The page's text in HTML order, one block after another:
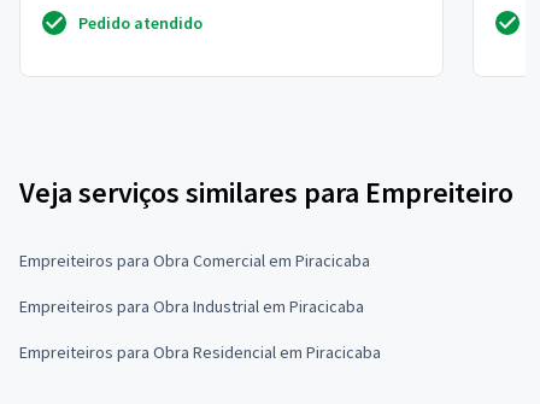
Pedido atendido
Veja serviços similares para Empreiteiro
Empreiteiros para Obra Comercial em Piracicaba
Empreiteiros para Obra Industrial em Piracicaba
Empreiteiros para Obra Residencial em Piracicaba